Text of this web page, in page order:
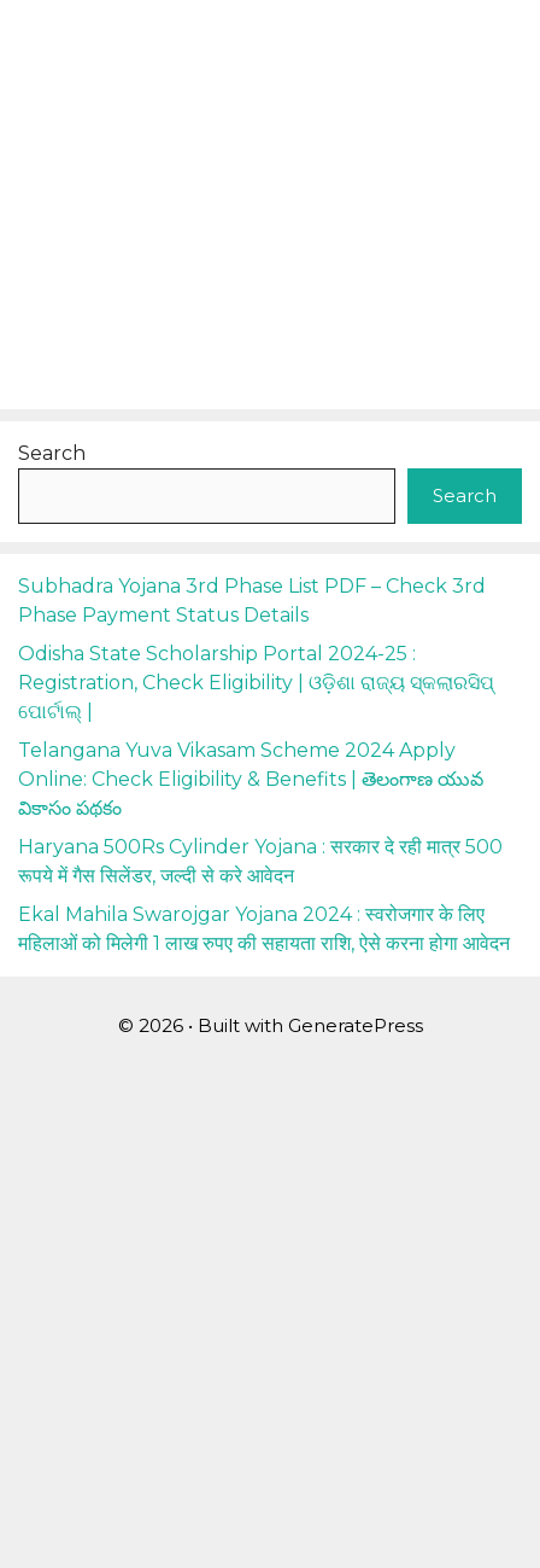
Search
Search
Subhadra Yojana 3rd Phase List PDF – Check 3rd
Phase Payment Status Details
Odisha State Scholarship Portal 2024-25 :
Registration, Check Eligibility | ଓଡ଼ିଶା ରାଜ୍ୟ ସ୍କଲାରସିପ୍
ପୋର୍ଟାଲ୍ |
Telangana Yuva Vikasam Scheme 2024 Apply
Online: Check Eligibility & Benefits | తెలంగాణ యువ
వికాసం పథకం
Haryana 500Rs Cylinder Yojana : सरकार दे रही मात्र 500
रूपये में गैस सिलेंडर, जल्दी से करे आवेदन
Ekal Mahila Swarojgar Yojana 2024 : स्वरोजगार के लिए
महिलाओं को मिलेगी 1 लाख रुपए की सहायता राशि, ऐसे करना होगा आवेदन
© 2026 • Built with GeneratePress